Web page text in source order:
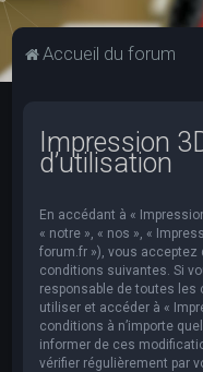
Accueil du forum
Impression
d’utilisation
En accédant à «
« notre », « nos », «
forum.fr »), vous acceptez
conditions suivantes. Si
responsable de toutes
utiliser et accéder à «
conditions à n’importe
informer de ces
vérifier régulièrement par